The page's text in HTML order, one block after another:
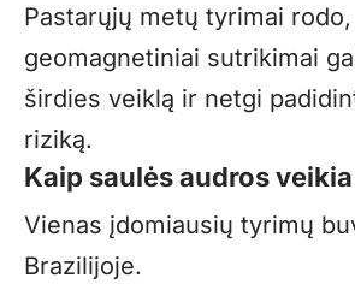
Pastarųjų metų tyrimai
geomagnetiniai sutrikimai
širdies veiklą ir netgi
riziką.
Kaip saulės audros
Vienas įdomiausių tyrimų
Brazilijoje.